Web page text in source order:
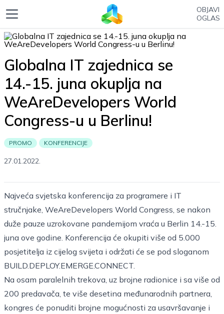
OBJAVI
OGLAS
Globalna IT zajednica se
14.-15. juna okuplja na
WeAreDevelopers World
Congress-u u Berlinu!
PROMO KONFERENCIJE
27.01.2022.
Najveća svjetska konferencija za programere i IT
stručnjake, WeAreDevelopers World Congress, se nakon
duže pauze uzrokovane pandemijom vraća u Berlin 14.-15.
juna ove godine. Konferencija će okupiti više od 5.000
posjetitelja iz cijelog svijeta i održati će se pod sloganom
BUILD.DEPLOY.EMERGE.CONNECT.
Na osam paralelnih trekova, uz brojne radionice i sa više od
200 predavača, te više desetina međunarodnih partnera,
kongres će ponuditi brojne mogućnosti za usavršavanje i